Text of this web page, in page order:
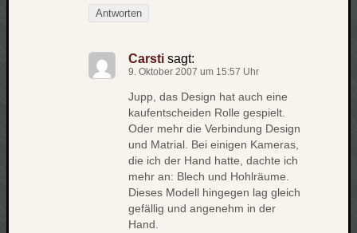
Antworten
Carsti sagt:
9. Oktober 2007 um 15:57 Uhr
Jupp, das Design hat auch eine
kaufentscheiden Rolle gespielt.
Oder mehr die Verbindung Design
und Matrial. Bei einigen Kameras,
die ich der Hand hatte, dachte ich
mehr an: Blech und Hohlräume.
Dieses Modell hingegen lag gleich
gefällig und angenehm in der
Hand.